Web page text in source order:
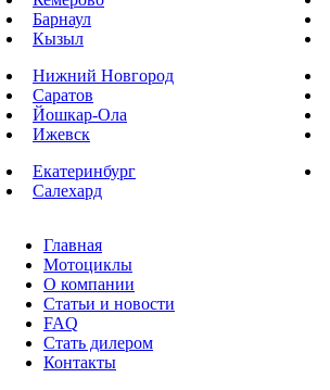
Барнаул
Кызыл
Нижний Новгород
Саратов
Йошкар-Ола
Ижевск
Екатеринбург
Салехард
Главная
Мотоциклы
О компании
Статьи и новости
FAQ
Стать дилером
Контакты